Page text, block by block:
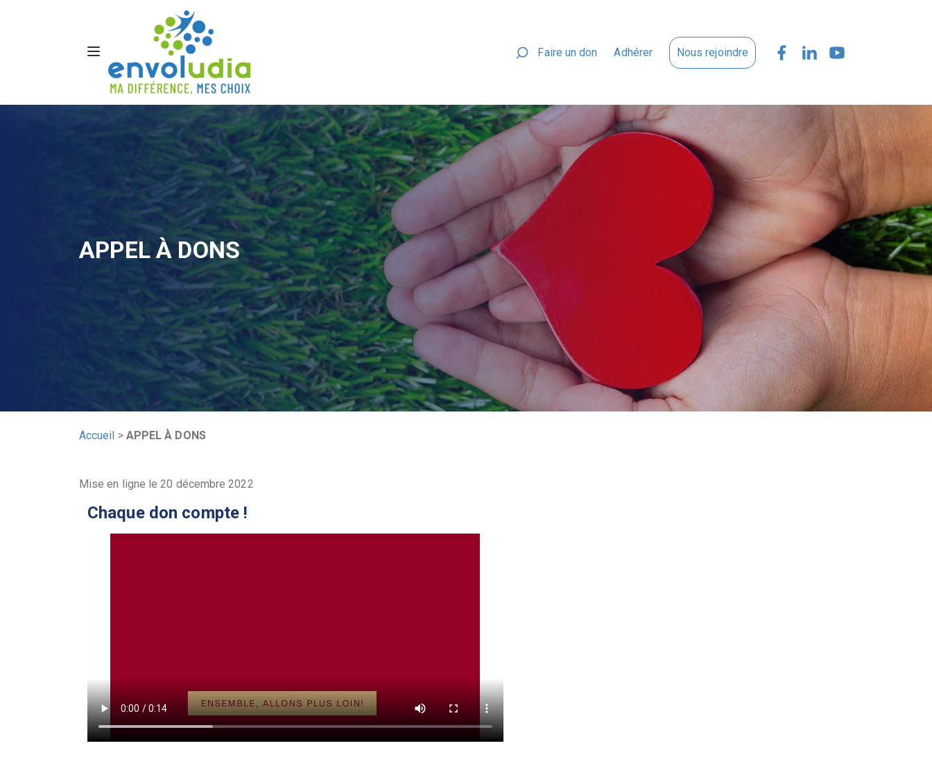
Faire un don Adhérer Nous rejoindre
APPEL À DONS
Accueil > APPEL À DONS
Mise en ligne le 20 décembre 2022
Chaque don compte !